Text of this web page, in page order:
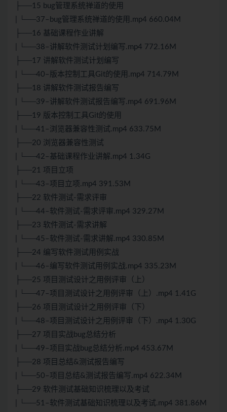
├──15 bug管理系统禅道的使用
| └──37–bug管理系统禅道的使用.mp4 660.04M
├──16 基础课程作业讲解
| └──38–讲解软件测试计划编写.mp4 772.16M
├──17 讲解软件测试计划编写
| └──40–版本控制工具Git的使用.mp4 714.79M
├──18 讲解软件测试报告编写
| └──39–讲解软件测试报告编写.mp4 691.96M
├──19 版本控制工具Git的使用
| └──41–浏览器兼容性测试.mp4 633.75M
├──20 浏览器兼容性测试
| └──42–基础课程作业讲解.mp4 1.34G
├──21 项目立项
| └──43–项目立项.mp4 391.53M
├──22 软件测试-需求评审
| └──44–软件测试-需求评审.mp4 329.27M
├──23 软件测试-需求讲解
| └──45–软件测试-需求讲解.mp4 330.85M
├──24 编写软件测试用例实战
| └──46–编写软件测试用例实战.mp4 335.23M
├──25 项目测试设计之用例评审（上）
| └──47–项目测试设计之用例评审（上）.mp4 1.41G
├──26 项目测试设计之用例评审（下）
| └──48–项目测试设计之用例评审（下）.mp4 1.30G
├──27 项目实战bug总结分析
| └──49–项目实战bug总结分析.mp4 453.67M
├──28 项目总结&测试报告编写
| └──50–项目总结&测试报告编写.mp4 622.34M
├──29 软件测试基础知识梳理以及考试
| └──51–软件测试基础知识梳理以及考试.mp4 381.86M